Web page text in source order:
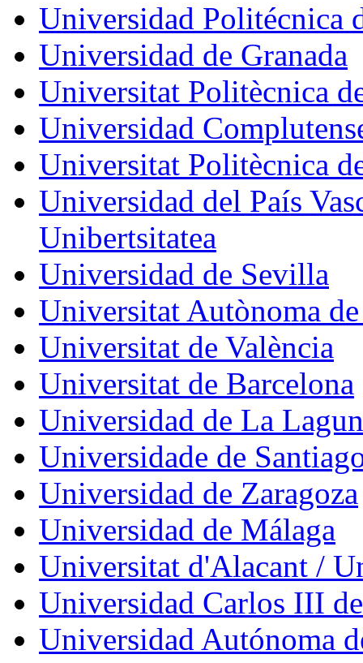
Universidad Politécnica
Universidad de Granada
Universitat Politècnica
Universidad
Universitat Politècnica
Universidad del País
Unibertsitatea
Universidad de Sevilla
Universitat Autònoma
Universitat de València
Universitat de Barcelona
Universidad de La
Universidade de
Universidad de Zaragoza
Universidad de Málaga
Universitat d'Alacant /
Universidad Carlos III
Universidad Autónoma